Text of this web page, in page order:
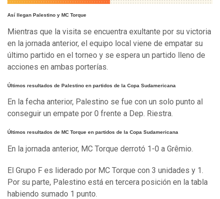
Así llegan Palestino y MC Torque
Mientras que la visita se encuentra exultante por su victoria
en la jornada anterior, el equipo local viene de empatar su
último partido en el torneo y se espera un partido lleno de
acciones en ambas porterías.
Últimos resultados de Palestino en partidos de la Copa Sudamericana
En la fecha anterior, Palestino se fue con un solo punto al
conseguir un empate por 0 frente a Dep. Riestra.
Últimos resultados de MC Torque en partidos de la Copa Sudamericana
En la jornada anterior, MC Torque derrotó 1-0 a Grêmio.
El Grupo F es liderado por MC Torque con 3 unidades y 1.
Por su parte, Palestino está en tercera posición en la tabla
habiendo sumado 1 punto.